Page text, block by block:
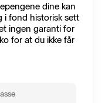
dine kan
i fond historisk sett
ingen garanti for
for at du ikke får